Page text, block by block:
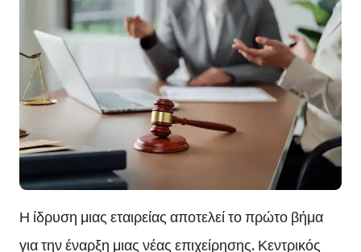
Η ίδρυση μιας εταιρείας αποτελεί το πρώτο βήμα
για την έναρξη μιας νέας επιχείρησης. Κεντρικός